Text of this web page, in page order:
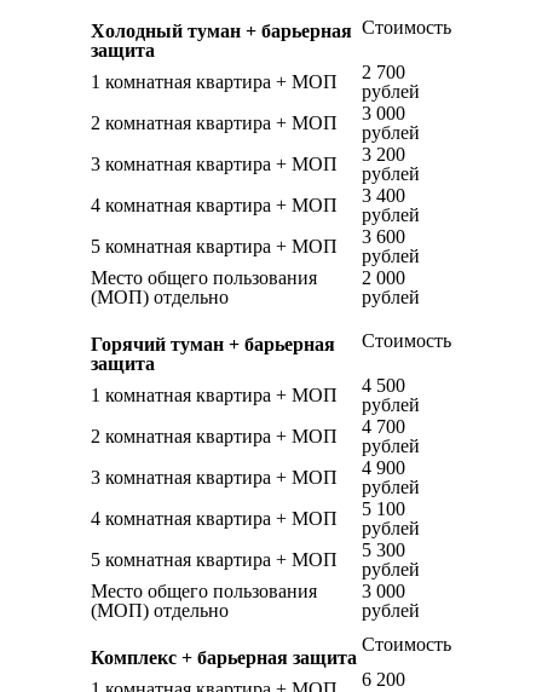
Холодный туман + барьерная
защита
Стоимость
1 комнатная квартира + МОП
2 700
рублей
2 комнатная квартира + МОП
3 000
рублей
3 комнатная квартира + МОП
3 200
рублей
4 комнатная квартира + МОП
3 400
рублей
5 комнатная квартира + МОП
3 600
рублей
Место общего пользования
(МОП) отдельно
2 000
рублей
Горячий туман + барьерная
защита
Стоимость
1 комнатная квартира + МОП
4 500
рублей
2 комнатная квартира + МОП
4 700
рублей
3 комнатная квартира + МОП
4 900
рублей
4 комнатная квартира + МОП
5 100
рублей
5 комнатная квартира + МОП
5 300
рублей
Место общего пользования
(МОП) отдельно
3 000
рублей
Комплекс + барьерная защита
Стоимость
6 200